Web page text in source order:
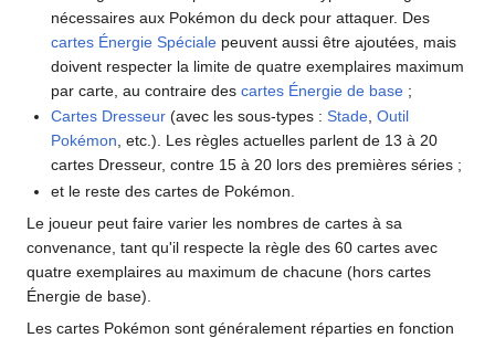
nécessaires aux Pokémon du deck pour attaquer. Des
cartes Énergie Spéciale peuvent aussi être ajoutées, mais
doivent respecter la limite de quatre exemplaires maximum
par carte, au contraire descartes Énergie de base ;
Cartes Dresseur (avec les sous-types :Stade,Outil
Pokémon, etc.). Les règles actuelles parlent de 13 à 20
cartes Dresseur, contre 15 à 20 lors des premières séries ;
et le reste des cartes de Pokémon.
Le joueur peut faire varier les nombres de cartes à sa
convenance, tant qu'il respecte la règle des 60 cartes avec
quatre exemplaires au maximum de chacune (hors cartes
Énergie de base).
Les cartes Pokémon sont généralement réparties en fonction